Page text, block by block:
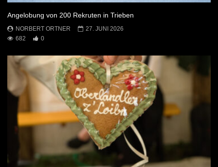
Angelobung von 200 Rekruten in Trieben
NORBERT ORTNER
27. JUNI 2026
682
0